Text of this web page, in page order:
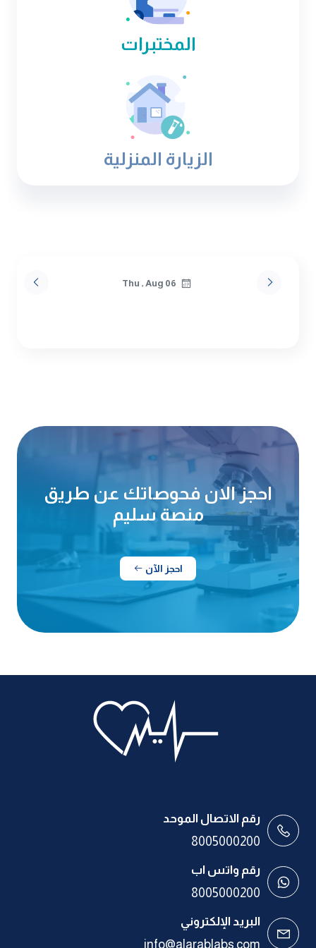
المختبرات
الزيارة المنزلية
احجز الان فحوصاتك عن طريق
منصة سليم
احجز الآن
رقم الاتصال الموحد
8005000200
رقم واتس اب
8005000200
البريد الإلكتروني
info@alarablabs.com